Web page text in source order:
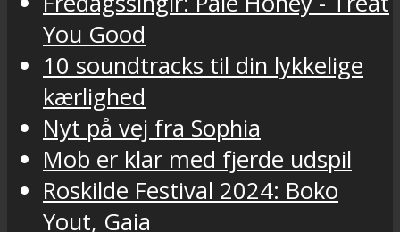
You Good
10 soundtracks til din lykkelige
kærlighed
Nyt på vej fra Sophia
Mob er klar med fjerde udspil
Roskilde Festival 2024: Boko
Yout, Gaia